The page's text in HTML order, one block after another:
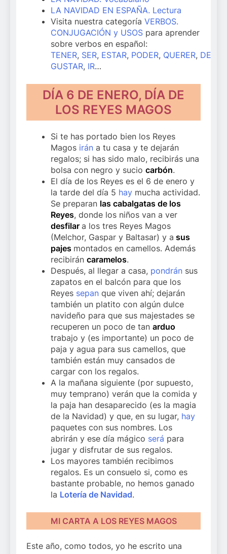
LA NAVIDAD EN ESPAÑA. Lectura
Visita nuestra categoría VERBOS.
CONJUGACIÓN y USOS para aprender
sobre verbos en español:
TENER, SER, ESTAR, PODER, QUERER, DECIR
GUSTAR, IR…
DÍA 6 DE ENERO, DÍA DE
LOS REYES MAGOS
Si te has portado bien los Reyes
Magos irán a tu casa y te dejarán
regalos; si has sido malo, recibirás una
bolsa con negro y sucio carbón.
El día de los Reyes es el 6 de enero y
la tarde del día 5 hay mucha actividad.
Se preparan las cabalgatas de los
Reyes, donde los niños van a ver
desfilar a los tres Reyes Magos
(Melchor, Gaspar y Baltasar) y a sus
pajes montados en camellos. Además
recibirán caramelos.
Después, al llegar a casa, pondrán sus
zapatos en el balcón para que los
Reyes sepan que viven ahí; dejarán
también un platito con algún dulce
navideño para que sus majestades se
recuperen un poco de tan arduo
trabajo y (es importante) un poco de
paja y agua para sus camellos, que
también están muy cansados de
cargar con los regalos.
A la mañana siguiente (por supuesto,
muy temprano) verán que la comida y
la paja han desaparecido (es la magia
de la Navidad) y que, en su lugar, hay
paquetes con sus nombres. Los
abrirán y ese día mágico será para
jugar y disfrutar de sus regalos.
Los mayores también recibimos
regalos. Es un consuelo si, como es
bastante probable, no hemos ganado
la Lotería de Navidad.
MI CARTA A LOS REYES MAGOS
Este año, como todos, yo he escrito una